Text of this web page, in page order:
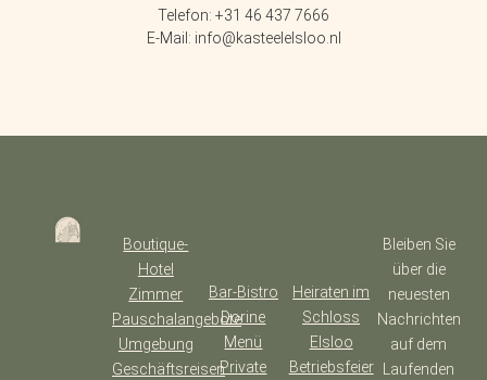
Telefon: +31 46 437 7666
E-Mail: info@kasteelelsloo.nl
Boutique-
Hotel
Zimmer
Pauschalangebote
Umgebung
Geschäftsreisen
Bar-Bistro
Dorine
Menü
Private
Heiraten im
Schloss
Elsloo
Betriebsfeier
Bleiben Sie
über die
neuesten
Nachrichten
auf dem
Laufenden